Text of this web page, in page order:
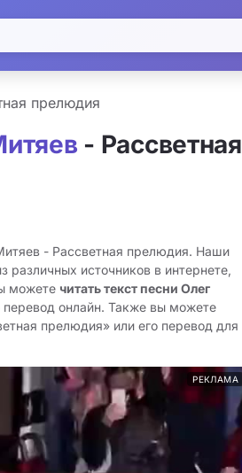
прелюдия
- Рассветная
- Рассветная прелюдия. Наши
различных источников в интернете,
можете читать текст песни Олег
перевод онлайн. Также вы можете
прелюдия» или его перевод для
РЕКЛАМА